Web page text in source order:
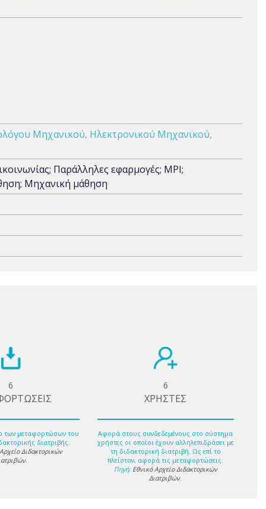
Μηχανικού, Ηλεκτρονικού Μηχανικού,
Παράλληλες εφαρμογές; MPI;
Μηχανική μάθηση
6
των μεταφορτώσων του
διατριβής.
Διδακτορικών
.
6
ΧΡΗΣΤΕΣ
Αφορά στους συνδεδεμένους στο σύστημα
χρήστες οι οποίοι έχουν αλληλεπιδράσει με
τη διδακτορική διατριβή. Ως επί το
πλείστον, αφορά τις μεταφορτώσεις.
Πηγή: Εθνικό Αρχείο Διδακτορικών
Διατριβών.